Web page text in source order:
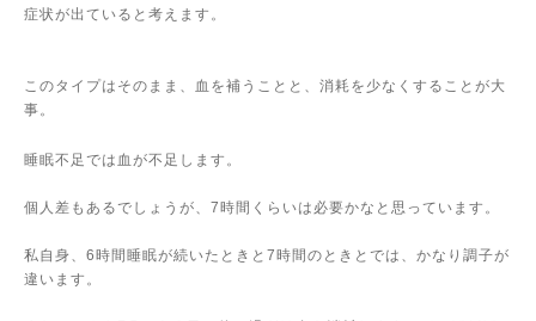
症状が出ていると考えます。
このタイプはそのまま、血を補うことと、消耗を少なくすることが大
事。
睡眠不足では血が不足します。
個人差もあるでしょうが、 7時間くらいは必要かなと思っています。
私自身、 6時間睡眠が続いたときと 7時間のときとでは、かなり調子が
違います。